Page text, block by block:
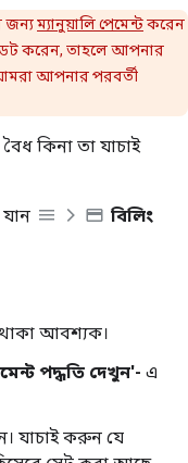
জন্যম্যানুয়ালি পেমেন্টকরেন
করেন, তাহলে আপনার
আপনার পরবর্তী
কিনা তা যাচাই
বিলিং
আবশ্যক।
পদ্ধতি দেখুন'- এ
যাচাই করুন যে